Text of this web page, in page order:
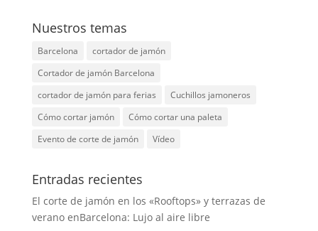
Nuestros temas
Barcelona
cortador de jamón
Cortador de jamón Barcelona
cortador de jamón para ferias
Cuchillos jamoneros
Cómo cortar jamón
Cómo cortar una paleta
Evento de corte de jamón
Vídeo
Entradas recientes
El corte de jamón en los «Rooftops» y terrazas de
verano enBarcelona: Lujo al aire libre